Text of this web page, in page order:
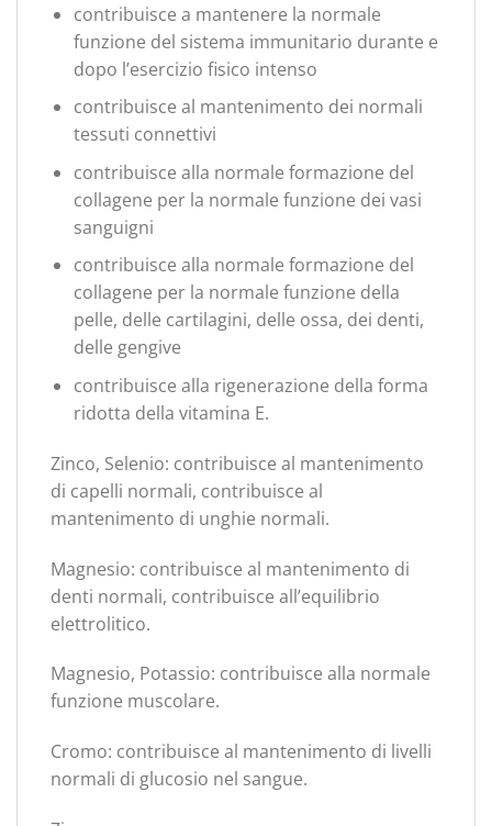
contribuisce a mantenere la normale
funzione del sistema immunitario durante e
dopo l’esercizio fisico intenso
contribuisce al mantenimento dei normali
tessuti connettivi
contribuisce alla normale formazione del
collagene per la normale funzione dei vasi
sanguigni
contribuisce alla normale formazione del
collagene per la normale funzione della
pelle, delle cartilagini, delle ossa, dei denti,
delle gengive
contribuisce alla rigenerazione della forma
ridotta della vitamina E.
Zinco, Selenio: contribuisce al mantenimento
di capelli normali, contribuisce al
mantenimento di unghie normali.
Magnesio: contribuisce al mantenimento di
denti normali, contribuisce all’equilibrio
elettrolitico.
Magnesio, Potassio: contribuisce alla normale
funzione muscolare.
Cromo: contribuisce al mantenimento di livelli
normali di glucosio nel sangue.